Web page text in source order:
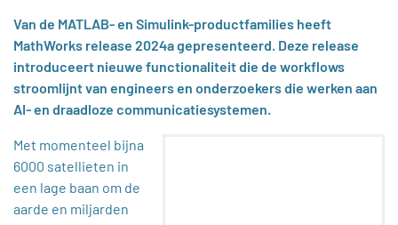
Van de MATLAB- en Simulink-productfamilies heeft
MathWorks release 2024a gepresenteerd. Deze release
introduceert nieuwe functionaliteit die de workflows
stroomlijnt van engineers en onderzoekers die werken aan
AI- en draadloze communicatiesystemen.
Met momenteel bijna
6000 satellieten in
een lage baan om de
aarde en miljarden